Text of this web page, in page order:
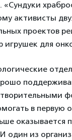
«Сундуки
активисты
проектов
игрушек для
в первую
оказывается
один из